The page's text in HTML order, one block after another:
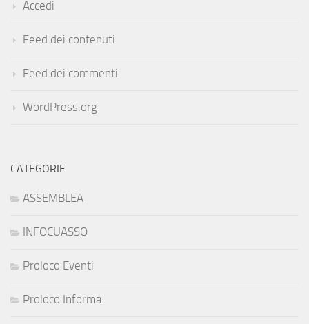
Accedi
Feed dei contenuti
Feed dei commenti
WordPress.org
CATEGORIE
ASSEMBLEA
INFOCUASSO
Proloco Eventi
Proloco Informa